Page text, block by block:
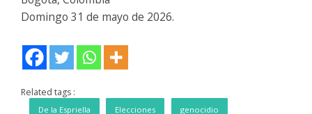
Domingo 31 de mayo de 2026.
Related tags :
De la Espriella Elecciones genocidio